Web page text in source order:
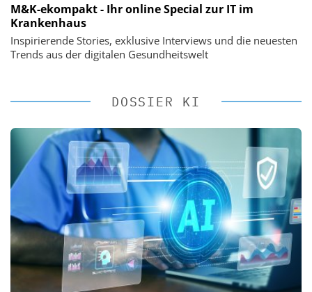
M&K-ekompakt - Ihr online Special zur IT im
Krankenhaus
Inspirierende Stories, exklusive Interviews und die neuesten
Trends aus der digitalen Gesundheitswelt
DOSSIER KI